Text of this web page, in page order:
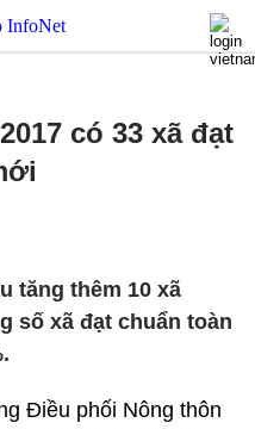
có 33 xã đạt
tăng thêm 10 xã
số xã đạt chuẩn toàn
Điều phối Nông thôn